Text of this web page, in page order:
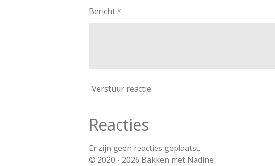
Bericht *
Verstuur reactie
Reacties
Er zijn geen reacties geplaatst.
© 2020 - 2026 Bakken met Nadine